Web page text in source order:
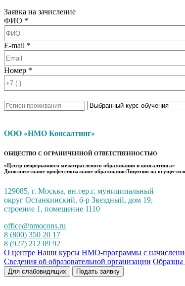
Заявка на зачисление
ФИО *
E-mail *
Номер *
ООО «НМО Консалтинг»
ОБЩЕСТВО С ОГРАНИЧЕННОЙ ОТВЕТСТВЕННОСТЬЮ
«Центр непрерывного межотраслевого образования и консалтинга»
Дополнительное профессиональное образованиеЛицензия на
129085, г. Москва, вн.тер.г. муниципальный
округ Останкинский, б-р Звездный, дом 19,
строение 1, помещение 1110
office@nmocons.ru
8 (800) 350 20 17
8 (927) 212 09 92
О центре Наши курсы НМО-программы с
Сведения об образовательной организации Образцы
Для слабовидящих Подать заявку